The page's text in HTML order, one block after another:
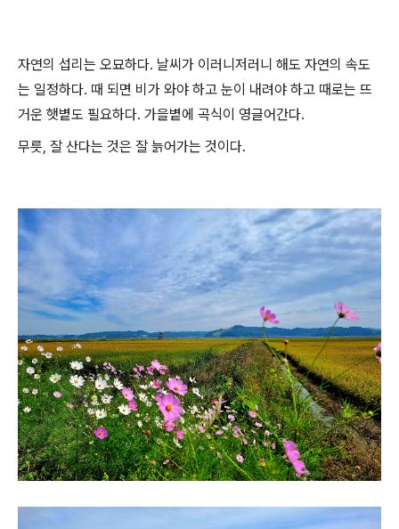
자연의 섭리는 오묘하다. 날씨가 이러니저러니 해도 자연의 속도
는 일정하다. 때 되면 비가 와야 하고 눈이 내려야 하고 때로는 뜨
거운 햇볕도 필요하다. 가을볕에 곡식이 영글어간다.
무릇, 잘 산다는 것은 잘 늙어가는 것이다.